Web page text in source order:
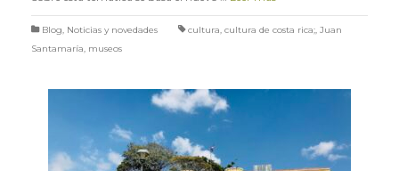
Blog, Noticias y novedades cultura, cultura de costa rica;, Juan
Santamaría, museos